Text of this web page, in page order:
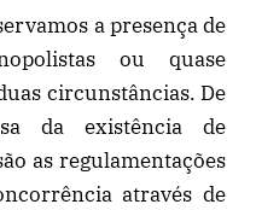
a presença de
ou quase
circunstâncias. De
da existência de
as regulamentações
através de